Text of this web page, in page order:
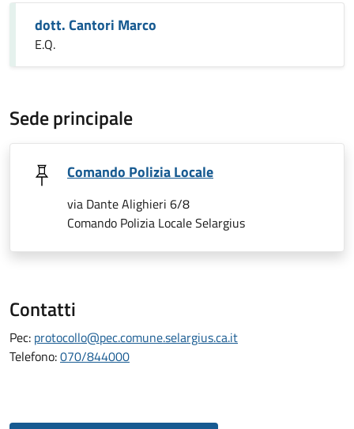
dott. Cantori Marco
E.Q.
Sede principale
Comando Polizia Locale
via Dante Alighieri 6/8
Comando Polizia Locale Selargius
Contatti
Pec: protocollo@pec.comune.selargius.ca.it
Telefono:070/844000